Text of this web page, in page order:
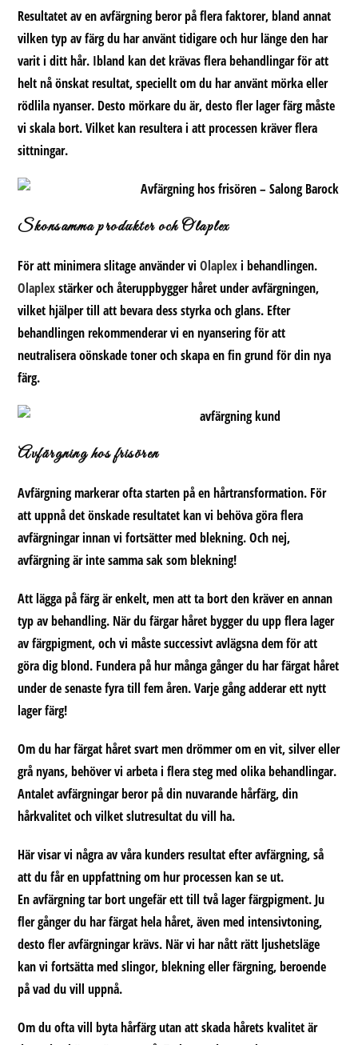
Resultatet av en avfärgning beror på flera faktorer, bland annat
vilken typ av färg du har använt tidigare och hur länge den har
varit i ditt hår. Ibland kan det krävas flera behandlingar för att
helt nå önskat resultat, speciellt om du har använt mörka eller
rödlila nyanser. Desto mörkare du är, desto fler lager färg måste
vi skala bort. Vilket kan resultera i att processen kräver flera
sittningar.
Skonsamma produkter och Olaplex
För att minimera slitage använder vi Olaplexi behandlingen.
Olaplexstärker och återuppbygger håret under avfärgningen,
vilket hjälper till att bevara dess styrka och glans. Efter
behandlingen rekommenderar vi en nyansering för att
neutralisera oönskade toner och skapa en fin grund för din nya
färg.
Avfärgning hos frisören
Avfärgning markerar ofta starten på en hårtransformation. För
att uppnå det önskade resultatet kan vi behöva göra flera
avfärgningar innan vi fortsätter med blekning.Och nej,
avfärgning är inte samma sak som blekning!
Att lägga på färg är enkelt, men att ta bort den kräver en annan
typ av behandling. När du färgar håret bygger du upp flera lager
av färgpigment, och vi måste successivt avlägsna dem för att
göra dig blond. Fundera på hur många gånger du har färgat håret
under de senaste fyra till fem åren. Varje gång adderar ett nytt
lager färg!
Om du har färgat håret svart men drömmer om en vit, silver eller
grå nyans, behöver vi arbeta i flera steg med olika behandlingar.
Antalet avfärgningar beror på din nuvarande hårfärg, din
hårkvalitet och vilket slutresultat du vill ha.
Här visar vi några av våra kunders resultat efter avfärgning, så
att du får en uppfattning om hur processen kan se ut.
En avfärgning tar bort ungefär ett till två lager färgpigment. Ju
fler gånger du har färgat hela håret, även med intensivtoning,
desto fler avfärgningar krävs. När vi har nått rätt ljushetsläge
kan vi fortsätta med slingor, blekning eller färgning, beroende
på vad du vill uppnå.
Om du ofta vill byta hårfärg utan att skada hårets kvalitet är